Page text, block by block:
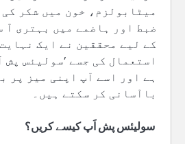
میٹابولزم، خون میں شکر
ضبط اور ہاضمے میں بہتری آ
کے لیے محققین نے ایک
استعمال کی جسے ’سولیئس پش
ہے اور اسے آپ اپنی میز پر
باآسانی کر سکتے ہیں۔
سولیئس پش اَپ کیسے کریں؟